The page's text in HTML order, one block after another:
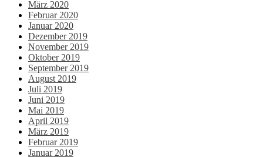
März 2020
Februar 2020
Januar 2020
Dezember 2019
November 2019
Oktober 2019
September 2019
August 2019
Juli 2019
Juni 2019
Mai 2019
April 2019
März 2019
Februar 2019
Januar 2019